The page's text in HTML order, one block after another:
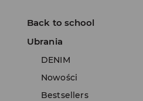
Back to school
Ubrania
DENIM
Nowości
Bestsellers